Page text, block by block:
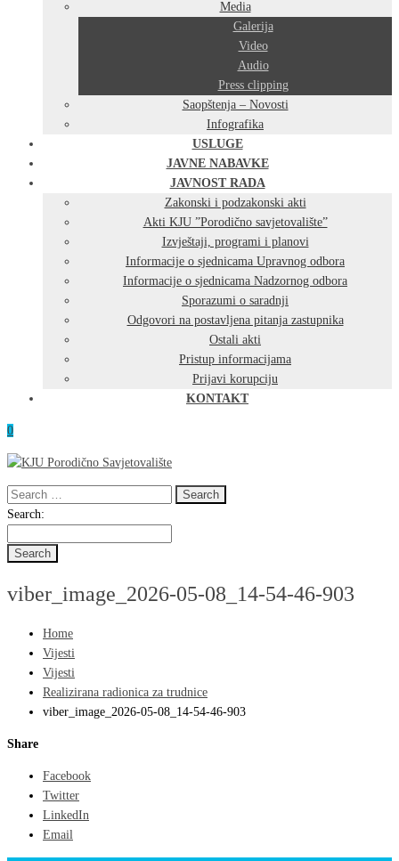
Media
Galerija
Video
Audio
Press clipping
Saopštenja – Novosti
Infografika
USLUGE
JAVNE NABAVKE
JAVNOST RADA
Zakonski i podzakonski akti
Akti KJU ”Porodično savjetovalište”
Izvještaji, programi i planovi
Informacije o sjednicama Upravnog odbora
Informacije o sjednicama Nadzornog odbora
Sporazumi o saradnji
Odgovori na postavljena pitanja zastupnika
Ostali akti
Pristup informacijama
Prijavi korupciju
KONTAKT
0
Search
for:
Search
Search:
viber_image_2026-05-08_14-54-46-903
Home
Vijesti
Vijesti
Realizirana radionica za trudnice
viber_image_2026-05-08_14-54-46-903
Share
Facebook
Twitter
LinkedIn
Email